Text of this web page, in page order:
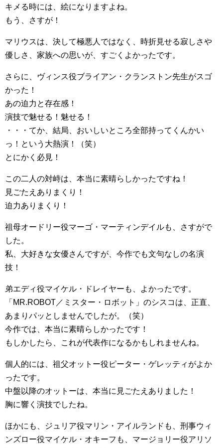
キメる時には、絵になりますよね。
もう、さすが！
マリウスは、決して極悪人ではなく、時折見せる寂しさや
優しさ、家族への思いが、すごくよかったです。
さらに、ヴィンス役ブライアン・クランストン先生がスゴ
かった！
あの迫力と存在感！
演技で魅せる！魅せる！
・・・てか、結局、おいしいところ全部持ってくんかい
っ！という大熱演！（笑）
とにかく必見！
この二人の対峙は、本当に素晴らしかったですね！
見ごたえありまくり！
迫力ありまくり！
祖母オードリー役マーゴ・マーティンデイルも、さすがで
した。
私、大好きな女優さんですが、今作でも文句なしの名演
技！
弟エディ役マイケル・ドレイヤーも、よかったです。
「MR.ROBOT／ミスター・ロボット」のシスコは、正直、
あまりパッとしませんでしたが。（笑）
今作では、本当に素晴らしかったです！
もしかしたら、これが代表作になるかもしれませんね。
個人的には、祖父オットー役ピーター・ゲレッティがよか
ったです。
中盤以降のオットーは、本当に見ごたえありました！
胸に響く演技でしたね。
ほかにも、ジュリア役マリン・アイルランドも、刑事ウィ
ンズロー役マイケル・オキーフも、マージョリー役アリソ